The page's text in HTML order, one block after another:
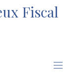
Fiscal